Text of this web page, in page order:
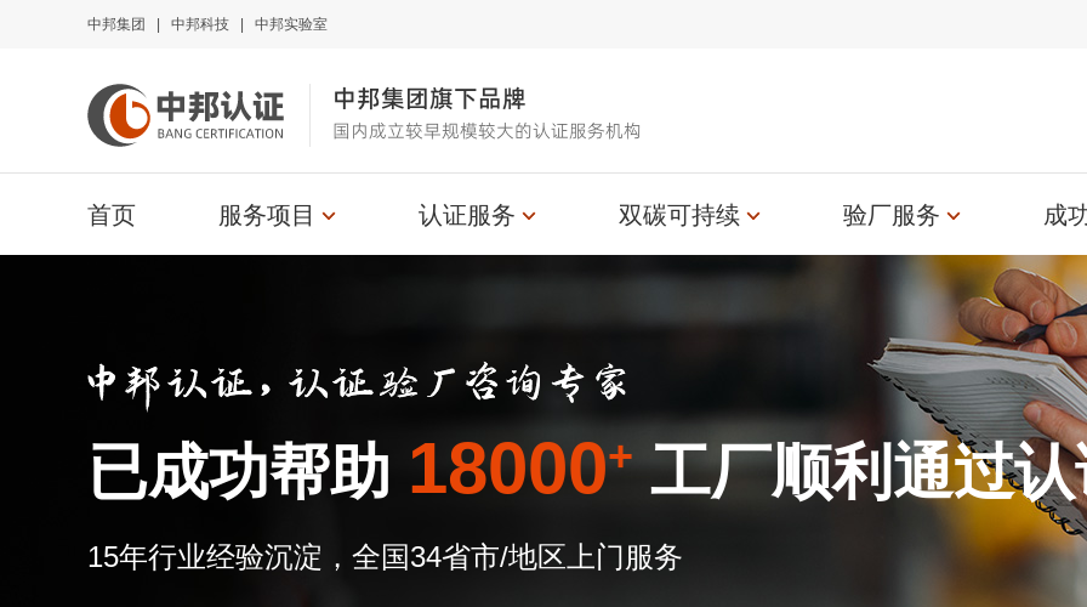
中邦集团 中邦科技 中邦实验室
中邦集团旗下品牌
国内成立较早规模较大的认证服务机构
首页 服务项目 认证服务 双碳可持续 验厂服务 成
已成功帮助 18000+工厂顺利通过
15年行业经验沉淀，全国34省市/地区上门服务